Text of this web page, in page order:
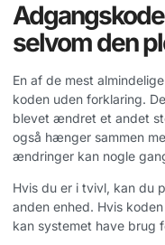
selvom den
En af de mest
koden uden forklaring.
blevet ændret et andet
også hænger sammen
ændringer kan nogle
Hvis du er i tvivl, kan du
anden enhed. Hvis
kan systemet have brug